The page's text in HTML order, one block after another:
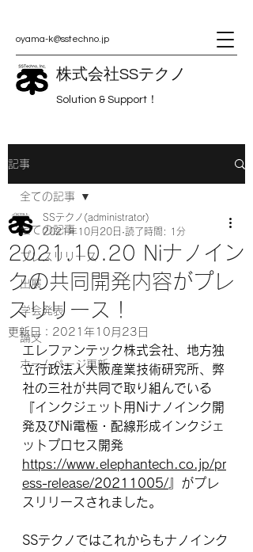
oyama-k@sstechno.jp
株式会社SSテクノ
Solution & Support！
記事
全ての記事
プレスリリース
出展
学会発表
論文
ホームページ更新
全ての記事
2021.10.20 Niナノイン
クの共同開発内容がプレ
スリリース！
SSテクノ(administrator)
2021年10月20日 読了時間: 1分
更新日： 2021年10月23日
エレファンテック株式会社、地方独
立行政法人大阪産業技術研究所、弊
社の三社が共同で取り組んでいる
『インクジェット用Niナノインク開
発及びNi電極・配線形成インクジェ
ットプロセス開発
https://www.elephantech.co.jp/pr
ess-release/20211005/ 』がプレ
スリリースされました。
SSテクノではこれからもナノインク